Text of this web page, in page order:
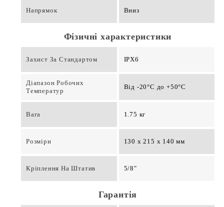
Напрямок Вниз
Фізичні характеристики
Захист За Стандартом IPX6
Діапазон Робочих
Температур
Від -20°C до +50°C
Вага 1.75 кг
Розміри 130 x 215 x 140 мм
Кріплення На Штатив 5/8"
Гарантія